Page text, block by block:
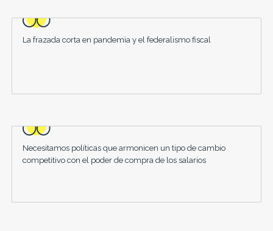
La frazada corta en pandemia y el federalismo fiscal
Necesitamos políticas que armonicen un tipo de cambio
competitivo con el poder de compra de los salarios